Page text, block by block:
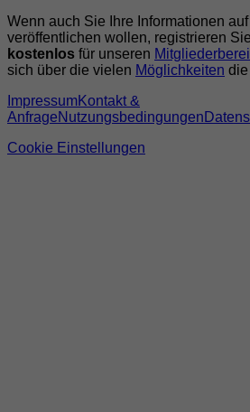
Wenn auch Sie Ihre Informationen
veröffentlichen wollen, registrieren
kostenlos für unseren
sich über die vielen Möglichkeiten
ImpressumKontakt &
AnfrageNutzungsbedingungen
Cookie Einstellungen